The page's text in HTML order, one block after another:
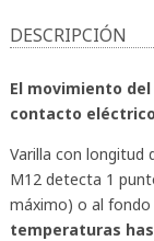
DESCRIPCIÓN
El movimiento
contacto
Varilla con longitud
M12 detecta 1
máximo) o al fondo
temperaturas